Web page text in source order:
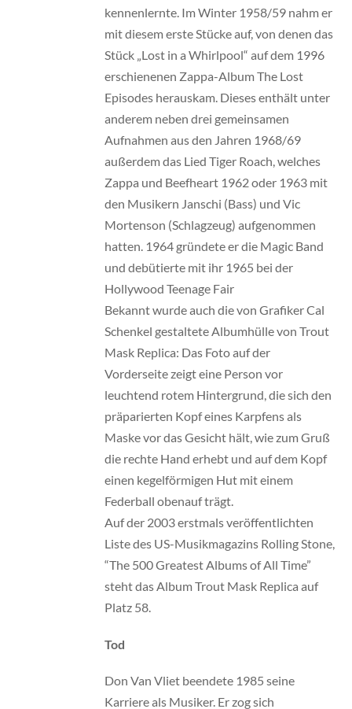
kennenlernte. Im Winter 1958/59 nahm er
mit diesem erste Stücke auf, von denen das
Stück „Lost in a Whirlpool“ auf dem 1996
erschienenen Zappa-Album The Lost
Episodes herauskam. Dieses enthält unter
anderem neben drei gemeinsamen
Aufnahmen aus den Jahren 1968/69
außerdem das Lied Tiger Roach, welches
Zappa und Beefheart 1962 oder 1963 mit
den Musikern Janschi (Bass) und Vic
Mortenson (Schlagzeug) aufgenommen
hatten. 1964 gründete er die Magic Band
und debütierte mit ihr 1965 bei der
Hollywood Teenage Fair
Bekannt wurde auch die von Grafiker Cal
Schenkel gestaltete Albumhülle von Trout
Mask Replica: Das Foto auf der
Vorderseite zeigt eine Person vor
leuchtend rotem Hintergrund, die sich den
präparierten Kopf eines Karpfens als
Maske vor das Gesicht hält, wie zum Gruß
die rechte Hand erhebt und auf dem Kopf
einen kegelförmigen Hut mit einem
Federball obenauf trägt.
Auf der 2003 erstmals veröffentlichten
Liste des US-Musikmagazins Rolling Stone,
“The 500 Greatest Albums of All Time”
steht das Album Trout Mask Replica auf
Platz 58.
Tod
Don Van Vliet beendete 1985 seine
Karriere als Musiker. Er zog sich